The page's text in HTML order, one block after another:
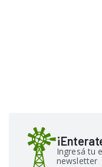
Ingresá tu
newsletter